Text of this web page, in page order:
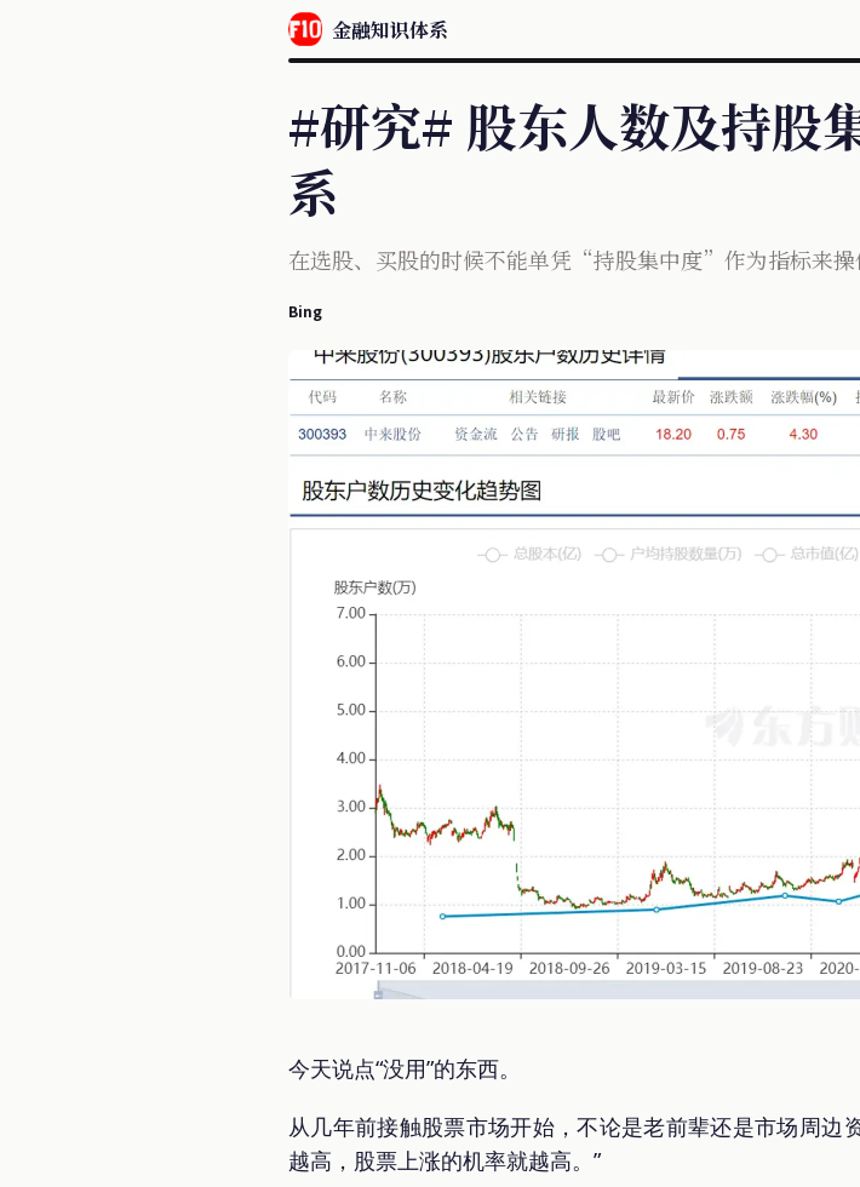
金融知识体系
#研究# 股东人数及持股
系
在选股、买股的时候不能单凭“持股集中度”作为指标来操
Bing
今天说点“没用”的东西。
从几年前接触股票市场开始，不论是老前辈还是市场周边
越高，股票上涨的机率就越高。”